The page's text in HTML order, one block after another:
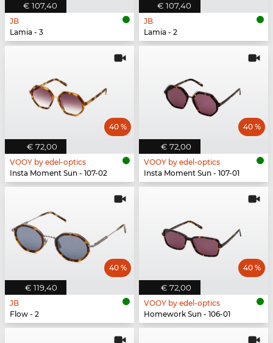
€ 107,40
JB
Lamia - 3
€ 107,40
JB
Lamia - 2
€ 72,00
40 %
VOOY by edel-optics
Insta Moment Sun - 107-02
€ 72,00
40 %
VOOY by edel-optics
Insta Moment Sun - 107-01
€ 119,40
40 %
JB
Flow - 2
€ 72,00
40 %
VOOY by edel-optics
Homework Sun - 106-01